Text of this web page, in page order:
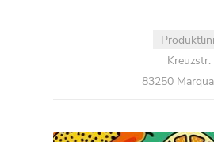
Kreuzstr.
83250